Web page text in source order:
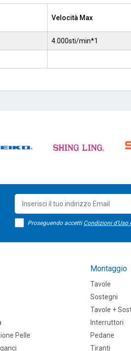
Velocità Max
4.000sti/min*1
Proseguendo accetti Condizioni d'Uso
Pelle
Montaggio
Tavole
Sostegni
Tavole +
Interruttori
Pedane
Tiranti